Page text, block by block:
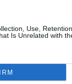
Use,
Is Unrelated with
Markéta Ekrt
aneb
snažící se
se ve filmu
dětí do
(foto: ČT)